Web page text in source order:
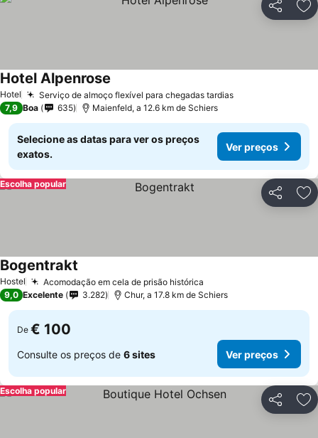
Partilhar
Hotel Serviço de almoço flexível para chegadas tardias
Hotel Alpenrose
7,9 Boa 635 Maienfeld, a 12.6 km de Schiers
Selecione as datas para ver os preços
exatos.
Ver preços
Partilhar
Escolha popular
Hostel Acomodação em cela de prisão histórica
Bogentrakt
9,0 Excelente 3.282 Chur, a 17.8 km de Schiers
De € 100
Consulte os preços de 6 sites Ver preços
Partilhar
Escolha popular